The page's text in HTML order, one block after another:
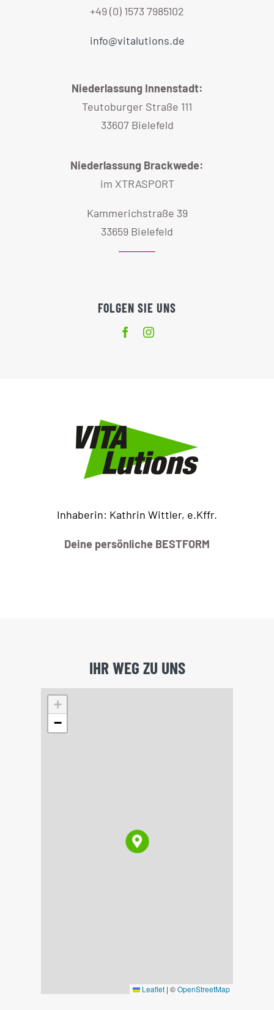
+49 (0) 1573 7985102
info@vitalutions.de
Niederlassung Innenstadt:
Teutoburger Straße 111
33607 Bielefeld
Niederlassung Brackwede:
im XTRASPORT
Kammerichstraße 39
33659 Bielefeld
FOLGEN SIE UNS
Inhaberin: Kathrin Wittler, e.Kffr.
Deine persönliche BESTFORM
IHR WEG ZU UNS
+
−
Leaflet | ©OpenStreetMap